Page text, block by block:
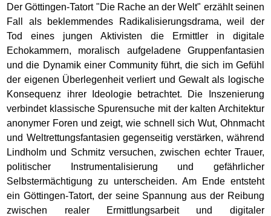
Der Göttingen-Tatort "Die Rache an der Welt" erzählt seinen
Fall als beklemmendes Radikalisierungsdrama, weil der
Tod eines jungen Aktivisten die Ermittler in digitale
Echokammern, moralisch aufgeladene Gruppenfantasien
und die Dynamik einer Community führt, die sich im Gefühl
der eigenen Überlegenheit verliert und Gewalt als logische
Konsequenz ihrer Ideologie betrachtet. Die Inszenierung
verbindet klassische Spurensuche mit der kalten Architektur
anonymer Foren und zeigt, wie schnell sich Wut, Ohnmacht
und Weltrettungsfantasien gegenseitig verstärken, während
Lindholm und Schmitz versuchen, zwischen echter Trauer,
politischer Instrumentalisierung und gefährlicher
Selbstermächtigung zu unterscheiden. Am Ende entsteht
ein Göttingen-Tatort, der seine Spannung aus der Reibung
zwischen realer Ermittlungsarbeit und digitaler